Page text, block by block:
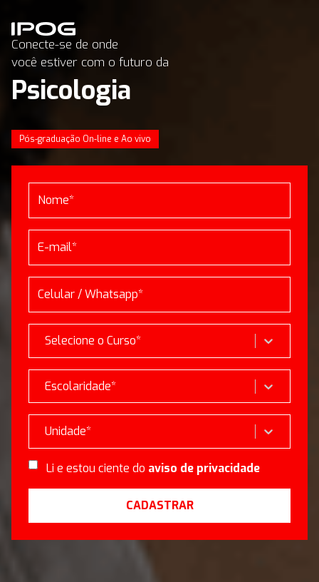
Conecte-se de onde
você estiver com o futuro da
Psicologia
Pós-graduação On-line e Ao vivo
Selecione o Curso*
Escolaridade*
Unidade*
Li e estou ciente do aviso de privacidade
CADASTRAR